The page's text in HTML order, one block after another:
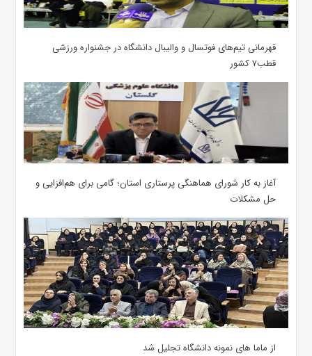
قهرمانی تیم‌های فوتسال و والیبال دانشگاه در جشنواره ورزشی
قطب۷ کشور
آغاز به کار شورای هماهنگی پرستاری استان؛ گامی برای هم‌افزایی و
حل مشکلات
از ماما های نمونه دانشگاه تجلیل شد